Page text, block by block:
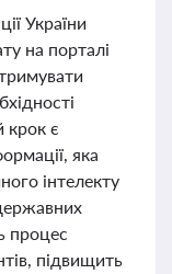
України
на порталі
крок є
яка
інтелекту
процес
підвищить